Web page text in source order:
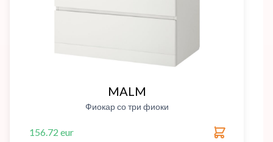
MALM
Фиокар со три фиоки
156.72 eur